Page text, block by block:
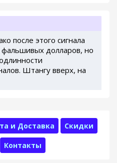
после этого сигнала
фальшивых долларов, но
Штангу вверх, на
и Доставка Скидки
Контакты